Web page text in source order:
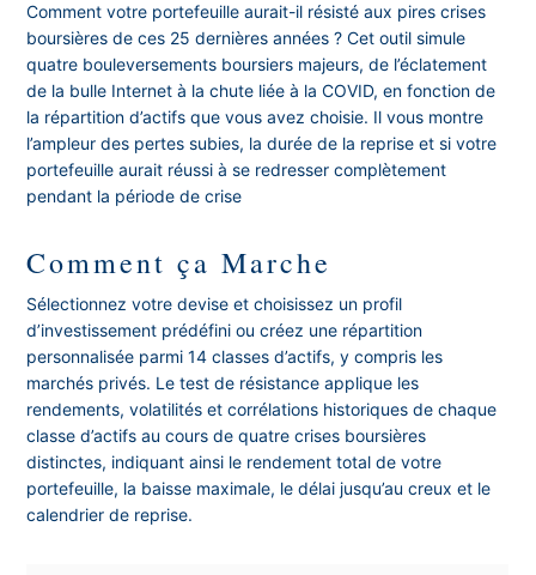
Comment votre portefeuille aurait-il résisté aux pires crises
boursières de ces 25 dernières années ? Cet outil simule
quatre bouleversements boursiers majeurs, de l’éclatement
de la bulle Internet à la chute liée à la COVID, en fonction de
la répartition d’actifs que vous avez choisie. Il vous montre
l’ampleur des pertes subies, la durée de la reprise et si votre
portefeuille aurait réussi à se redresser complètement
pendant la période de crise
Comment ça Marche
Sélectionnez votre devise et choisissez un profil
d’investissement prédéfini ou créez une répartition
personnalisée parmi 14 classes d’actifs, y compris les
marchés privés. Le test de résistance applique les
rendements, volatilités et corrélations historiques de chaque
classe d’actifs au cours de quatre crises boursières
distinctes, indiquant ainsi le rendement total de votre
portefeuille, la baisse maximale, le délai jusqu’au creux et le
calendrier de reprise.